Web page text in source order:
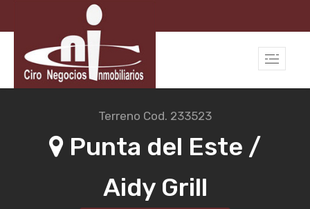
Terreno Cod. 233523
Punta del Este /
Aidy Grill